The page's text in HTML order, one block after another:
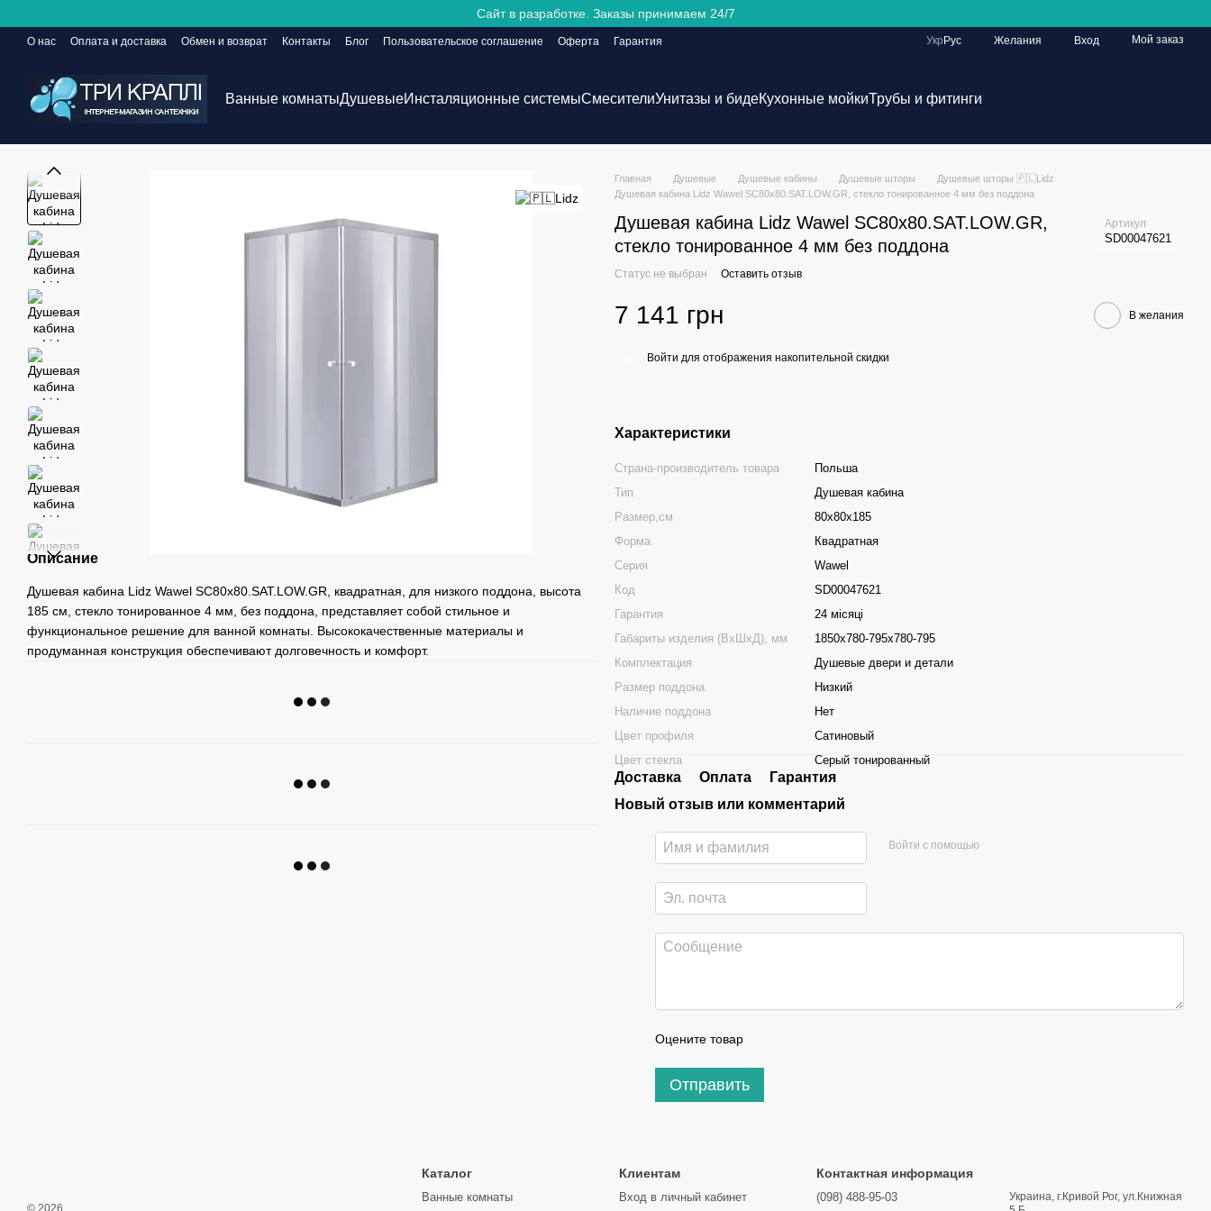
Сайт в разработке. Заказы принимаем 24/7
О нас Оплата и доставка Обмен и возврат Контакты Блог Пользовательское соглашение Оферта
Гарантия
Укр Рус Желания Вход Мой заказ
Ванные комнатыДушевыеИнсталяционные системыСмесителиУнитазы и бидеКухонные мойкиТрубы и фитинги
Описание
Душевая кабина Lidz Wawel SC80x80.SAT.LOW.GR, квадратная, для низкого поддона, высота
185 см, стекло тонированное 4 мм, без поддона, представляет собой стильное и
функциональное решение для ванной комнаты. Высококачественные материалы и
продуманная конструкция обеспечивают долговечность и комфорт.
Главная Душевые Душевые кабины Душевые шторы
Душевые шторы 🇵🇱Lidz
Душевая кабина Lidz Wawel SC80x80.SAT.LOW.GR, стекло тонированное 4 мм без поддона
Душевая кабина Lidz Wawel SC80x80.SAT.LOW.GR,
стекло тонированное 4 мм без поддона
Артикул
SD00047621
Статус не выбран Оставить отзыв
7 141 грн В желания
Войти для отображения накопительной скидки
Характеристики
Страна-производитель товара
Польша
Тип
Душевая кабина
Размер,см
80x80x185
Форма
Квадратная
Серия
Wawel
Код
SD00047621
Гарантия
24 місяці
Габариты изделия (ВхШхД), мм
1850х780-795х780-795
Комплектация
Душевые двери и детали
Размер поддона
Низкий
Наличие поддона
Нет
Цвет профиля
Сатиновый
Цвет стекла
Серый тонированный
Доставка Оплата
Гарантия
Новый отзыв или комментарий
Войти с помощью
Оцените товар
Отправить
© 2026
Каталог
Ванные комнаты
Клиентам
Вход в личный кабинет
Контактная информация
(098) 488-95-03
Украина, г.Кривой Рог, ул.Книжная